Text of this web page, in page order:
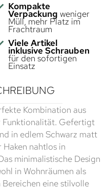
Kompakte
Verpackung weniger
Müll, mehr Platz im
Frachtraum
Viele Artikel
inklusive Schrauben
für den sofortigen
Einsatz
Kombination aus
Funktionalität. Gefertigt
in edlem Schwarz matt
nahtlos in
minimalistische Design
in Wohnräumen als
eine stilvolle